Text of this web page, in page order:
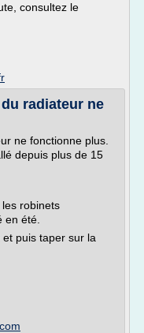
consultez le
radiateur ne
ne fonctionne plus.
depuis plus de 15
robinets
en été.
puis taper sur la